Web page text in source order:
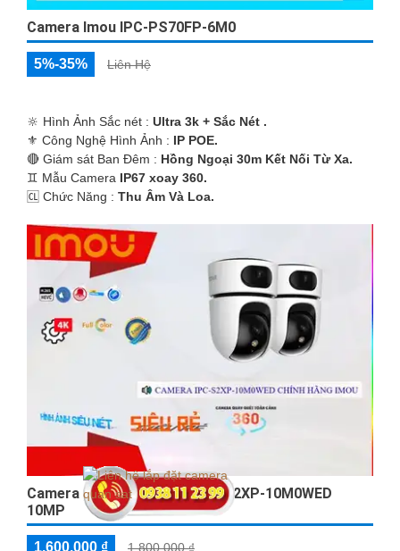
Camera Imou IPC-PS70FP-6M0
5%-35% Liên Hệ
🔆 Hình Ảnh Sắc nét : Ultra 3k + Sắc Nét .
⚜️ Công Nghệ Hình Ảnh : IP POE.
🔴 Giám sát Ban Đêm : Hồng Ngoại 30m Kết Nối Từ Xa.
♊ Mẫu Camera IP67 xoay 360.
️🆑 Chức Năng : Thu Âm Và Loa.
Camera Imou 2 Ống Kính IPC-S2XP-10M0WED
10MP
1,600,000 ₫ 1,800,000 ₫